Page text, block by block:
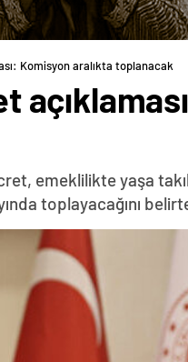
Komisyon aralıkta toplanacak
emeklilikte yaşa
toplayacağını